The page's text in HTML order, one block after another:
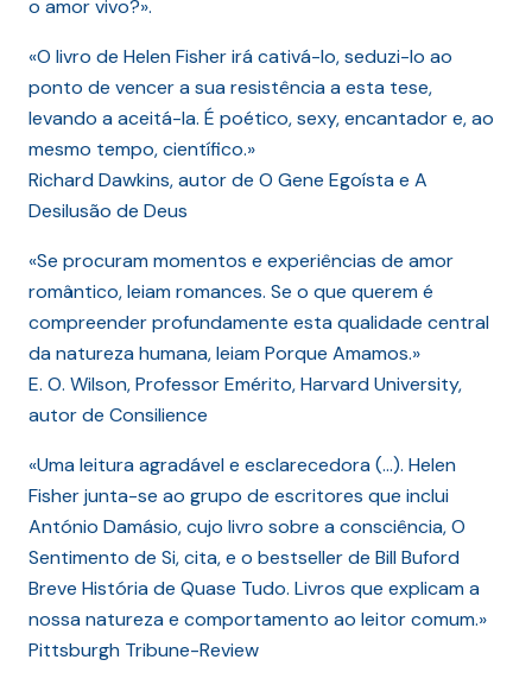
o amor vivo?».
«O livro de Helen Fisher irá cativá-lo, seduzi-lo ao
ponto de vencer a sua resistência a esta tese,
levando a aceitá-la. É poético, sexy, encantador e, ao
mesmo tempo, científico.»
Richard Dawkins, autor de O Gene Egoísta e A
Desilusão de Deus
«Se procuram momentos e experiências de amor
romântico, leiam romances. Se o que querem é
compreender profundamente esta qualidade central
da natureza humana, leiam Porque Amamos.»
E. O. Wilson, Professor Emérito, Harvard University,
autor de Consilience
«Uma leitura agradável e esclarecedora (…). Helen
Fisher junta-se ao grupo de escritores que inclui
António Damásio, cujo livro sobre a consciência, O
Sentimento de Si, cita, e o bestseller de Bill Buford
Breve História de Quase Tudo. Livros que explicam a
nossa natureza e comportamento ao leitor comum.»
Pittsburgh Tribune-Review